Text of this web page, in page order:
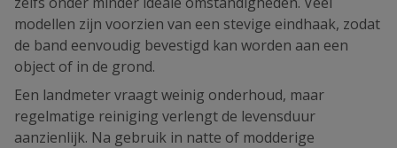
modellen zijn voorzien van een stevige eindhaak, zodat
de band eenvoudig bevestigd kan worden aan een
object of in de grond.
Een landmeter vraagt weinig onderhoud, maar
regelmatige reiniging verlengt de levensduur
aanzienlijk. Na gebruik in natte of modderige